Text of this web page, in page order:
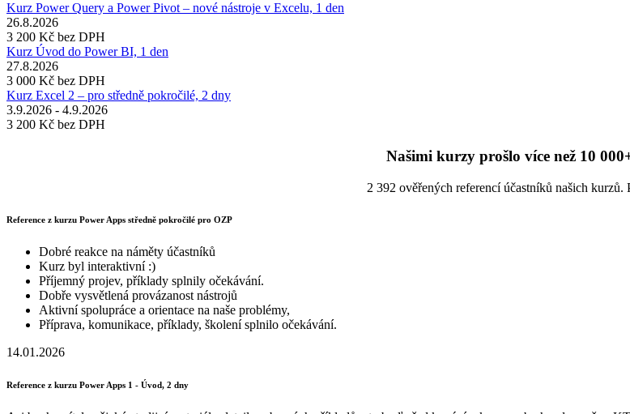
Kurz Power Query a Power Pivot – nové nástroje v Excelu, 1 den
26.8.2026
3 200 Kč bez DPH
Kurz Úvod do Power BI, 1 den
27.8.2026
3 000 Kč bez DPH
Kurz Excel 2 – pro středně pokročilé, 2 dny
3.9.2026 - 4.9.2026
3 200 Kč bez DPH
Našimi kurzy prošlo více než 10
2 392 ověřených referencí účastníků našich kurzů.
Reference z kurzu Power Apps středně pokročilé pro OZP
Dobré reakce na náměty účastníků
Kurz byl interaktivní :)
Příjemný projev, příklady splnily očekávání.
Dobře vysvětlená provázanost nástrojů
Aktivní spolupráce a orientace na naše problémy,
Příprava, komunikace, příklady, školení splnilo očekávání.
14.01.2026
Reference z kurzu Power Apps 1 - Úvod, 2 dny